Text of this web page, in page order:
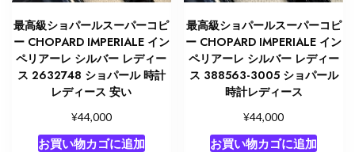
最高級ショパールスーパーコピ
ー CHOPARD IMPERIALE イン
ペリアーレ シルバー レディー
ス 2632748 ショパール 時計
レディース 安い
¥44,000
お買い物カゴに追加
最高級ショパールスーパーコピ
ー CHOPARD IMPERIALE イン
ペリアーレ シルバー レディー
ス 388563-3005 ショパール
時計レディース
¥44,000
お買い物カゴに追加